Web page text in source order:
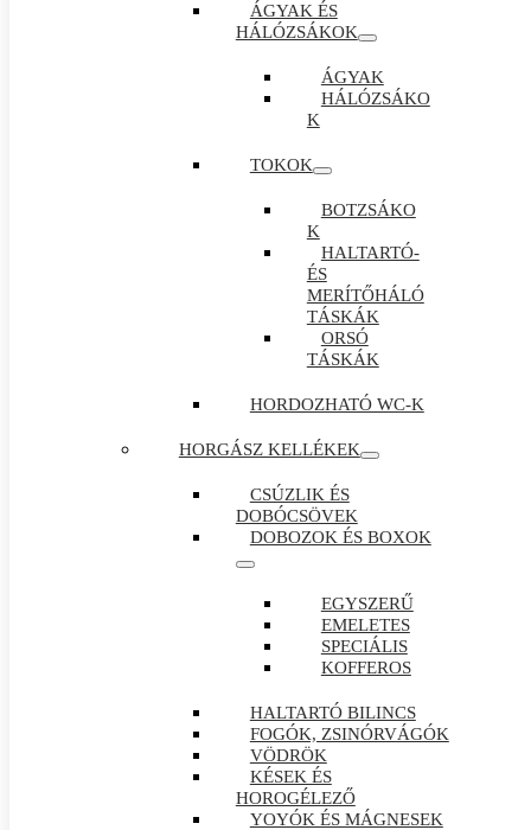
ÁGYAK ÉS
HÁLÓZSÁKOK
ÁGYAK
HÁLÓZSÁKO
K
TOKOK
BOTZSÁKO
K
HALTARTÓ-
ÉS
MERÍTŐHÁLÓ
TÁSKÁK
ORSÓ
TÁSKÁK
HORDOZHATÓ WC-K
HORGÁSZ KELLÉKEK
CSÚZLIK ÉS
DOBÓCSÖVEK
DOBOZOK ÉS BOXOK
EGYSZERŰ
EMELETES
SPECIÁLIS
KOFFEROS
HALTARTÓ BILINCS
FOGÓK, ZSINÓRVÁGÓK
VÖDRÖK
KÉSEK ÉS
HOROGÉLEZŐ
YOYÓK ÉS MÁGNESEK